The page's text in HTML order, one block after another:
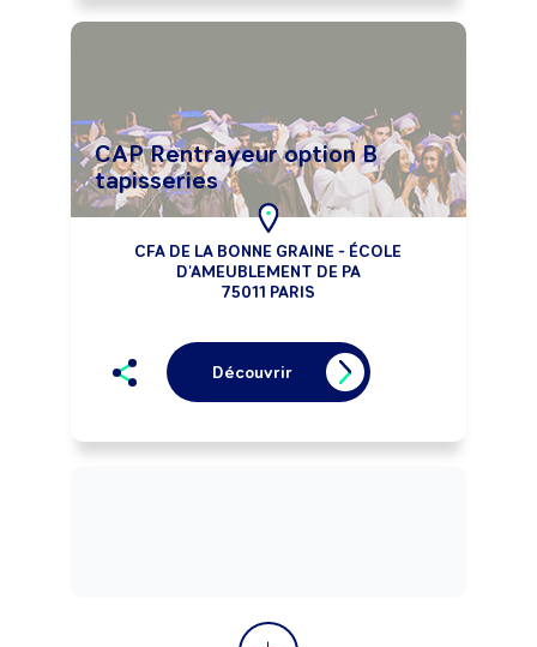
CAP Rentrayeur option B
tapisseries
CFA DE LA BONNE GRAINE - ÉCOLE
D'AMEUBLEMENT DE PA
75011 PARIS
Découvrir